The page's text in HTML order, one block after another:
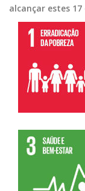
alcançar estes